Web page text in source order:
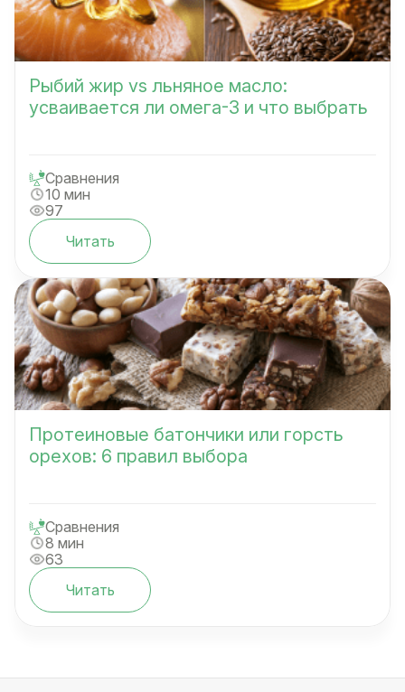
Рыбий жир vs льняное масло:
усваивается ли омега-3 и что выбрать
Сравнения
10 мин
97
Читать
Протеиновые батончики или горсть
орехов: 6 правил выбора
Сравнения
8 мин
63
Читать